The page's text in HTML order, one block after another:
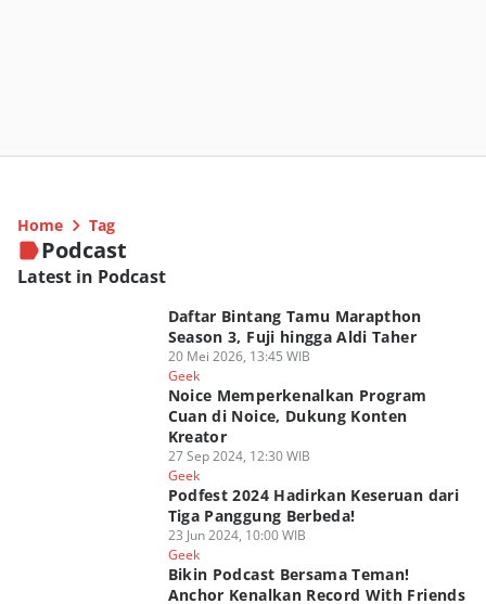
Home Tag
Podcast
Latest in Podcast
Daftar Bintang Tamu Marapthon
Season 3, Fuji hingga Aldi Taher
20 Mei 2026, 13:45 WIB
Geek
Noice Memperkenalkan Program
Cuan di Noice, Dukung Konten
Kreator
27 Sep 2024, 12:30 WIB
Geek
Podfest 2024 Hadirkan Keseruan dari
Tiga Panggung Berbeda!
23 Jun 2024, 10:00 WIB
Geek
Bikin Podcast Bersama Teman!
Anchor Kenalkan Record With Friends